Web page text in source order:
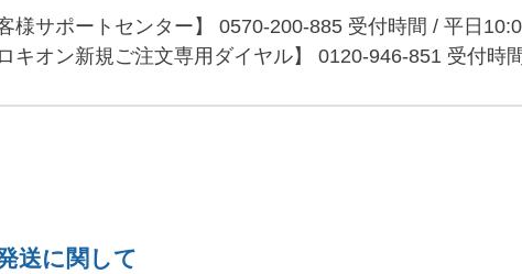
様サポートセンター】
0570-200-885 受付時間 / 平日
キオン新規ご注文専用ダイヤル】
0120-946-851 受付時
送に関して